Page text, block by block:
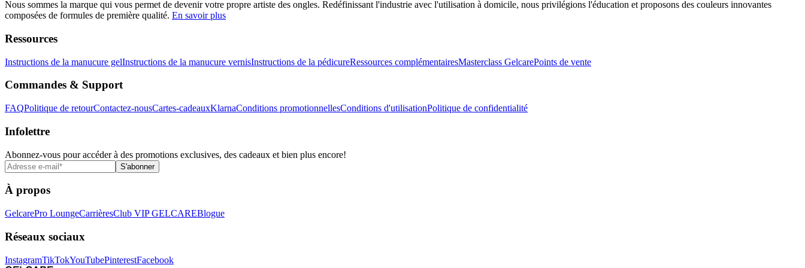
Nous sommes la marque qui vous permet de devenir votre propre artiste des ongles. Redéfinissant l'industrie avec l'utilisation à domicile, nous privilégions l'éducation et proposons des couleurs innovantes
composées de formules de première qualité. En savoir plus
Ressources
Instructions de la manucure gelInstructions de la manucure vernisInstructions de la pédicureRessources complémentairesMasterclass GelcarePoints de vente
Commandes & Support
FAQPolitique de retourContactez-nousCartes-cadeauxKlarnaConditions promotionnellesConditions d'utilisationPolitique de confidentialité
Infolettre
Abonnez-vous pour accéder à des promotions exclusives, des cadeaux et bien plus encore!
S'abonner
À propos
GelcarePro LoungeCarrièresClub VIP GELCAREBlogue
Réseaux sociaux
InstagramTikTokYouTubePinterestFacebook